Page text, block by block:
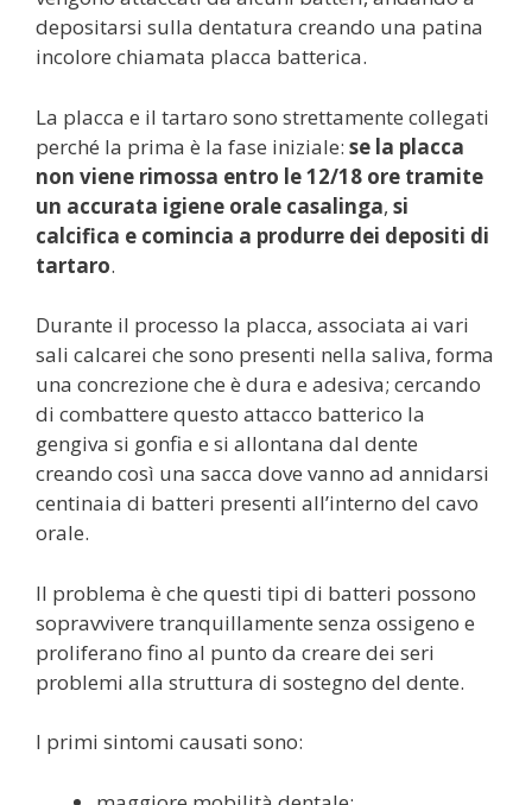
depositarsi sulla dentatura creando una patina
incolore chiamata placca batterica.
La placca e il tartaro sono strettamente collegati
perché la prima è la fase iniziale: se la placca
non viene rimossa entro le 12/18 ore tramite
un accurata igiene orale casalinga, si
calcifica e comincia a produrre dei depositi di
tartaro.
Durante il processo la placca, associata ai vari
sali calcarei che sono presenti nella saliva, forma
una concrezione che è dura e adesiva; cercando
di combattere questo attacco batterico la
gengiva si gonfia e si allontana dal dente
creando così una sacca dove vanno ad annidarsi
centinaia di batteri presenti all’interno del cavo
orale.
Il problema è che questi tipi di batteri possono
sopravvivere tranquillamente senza ossigeno e
proliferano fino al punto da creare dei seri
problemi alla struttura di sostegno del dente.
I primi sintomi causati sono: